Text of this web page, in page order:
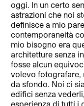
oggi. In un certo
astrazioni che noi
definisce a mio
contemporaneità
mio bisogno era
architetture senza
fosse alcun
volevo fotografare,
da sfondo. Noi ci
edifici senza
esperienza di tutti i